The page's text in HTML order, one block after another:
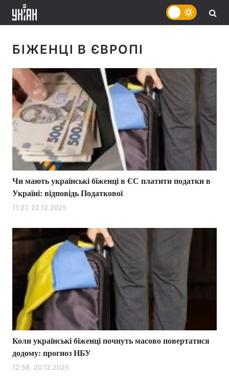
БІЖЕНЦІ В ЄВРОПІ
Чи мають українські біженці в ЄС платити податки в
Україні: відповідь Податкової
11:27, 22.12.2025
Коли українські біженці почнуть масово повертатися
додому: прогноз НБУ
12:58, 20.12.2025